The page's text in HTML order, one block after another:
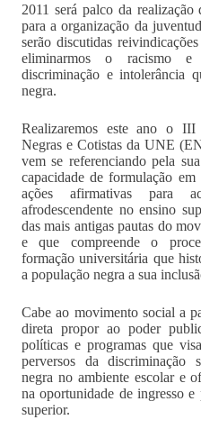
2011 será palco da realização
para a organização da
serão discutidas
eliminarmos o racismo
discriminação e intolerância
negra.
Realizaremos este ano o
Negras e Cotistas da UNE
vem se referenciando pela
capacidade de formulação
ações afirmativas para
afrodescendente no ensino
das mais antigas pautas do
e que compreende o
formação universitária que
a população negra a sua
Cabe ao movimento social a
direta propor ao poder
políticas e programas que
perversos da discriminação
negra no ambiente escolar e
na oportunidade de ingresso e
superior.